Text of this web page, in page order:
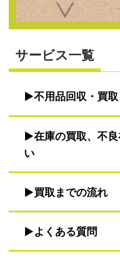
サービス一覧
不用品回収・買取
在庫の買取、不
い
買取までの流れ
よくある質問